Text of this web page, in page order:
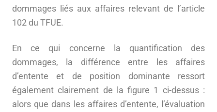
dommages liés aux affaires relevant de l’article
102 du TFUE.
En ce qui concerne la quantification des
dommages, la différence entre les affaires
d’entente et de position dominante ressort
également clairement de la figure 1 ci-dessus :
alors que dans les affaires d’entente, l’évaluation